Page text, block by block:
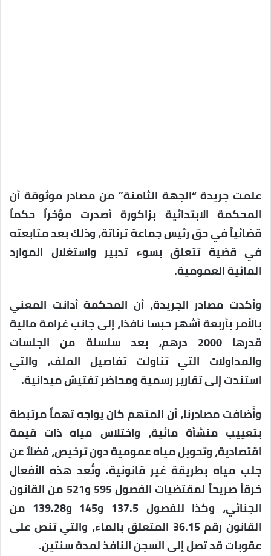
علمت جريدة “الجهة الثامنة” من مصادر موثوقة أن
المحكمة الابتدائية بزاكورة أصدرت مؤخراً حكماً
قضائياً في حق رئيس جماعة ترناتة، وذلك بعد متابعته
في قضية تتعلق بسوء تدبير واستغلال الموارد
المائية العمومية.
وأكدت مصادر الجريدة، أن المحكمة أدانت المعني
بالأمر بأربعة أشهر حبسا نافذا، إلى جانب غرامة مالية
قدرها 2000 درهم، بعد سلسلة من الجلسات
والمداولات التي تناولت تفاصيل الملف، والتي
استندت إلى تقارير رسمية ومحاضر تفتيش ميدانية.
وأَضافت مصادرنا، أن المتهم كان يواجه تهماً مرتبطة
بتعييب منشأة مائية، واختلاس مياه ذات قيمة
اقتصادية، وتحويل مياه عمومية دون ترخيص، فضلاً عن
جلب مياه بطريقة غير قانونية. وتُعد هذه الأفعال
خرقاً صريحاً لمقتضيات الفصول 595 و521 من القانون
الجنائي، وكذا للفصول 137.5 و145 و139.28 من
القانون رقم 36.15 المتعلق بالماء، والتي تنص على
عقوبات قد تصل إلى السجن النافذ لمدة سنتين.